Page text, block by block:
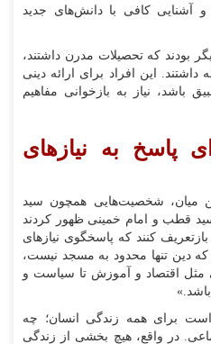
آشنایی کافی با دانش‌های جدید
بودند که تحصیلات مدرن داشتند،
داشتند. این افراد برای ارائه دینی
باشد، نیاز به بازخوانی مفاهیم
پاسخ به نیازهای
میان، شخصیت‌هایی همچون سید
سید قطب و امام خمینی ظهور کردند
کنند که پاسخگوی نیازهای
که دین تنها محدود به مسجد نیست،
مثل اقتصاد و آموزش تا سیاست و
برای همه زندگی انسان؛ چه
در واقع، هیچ بخشی از زندگی